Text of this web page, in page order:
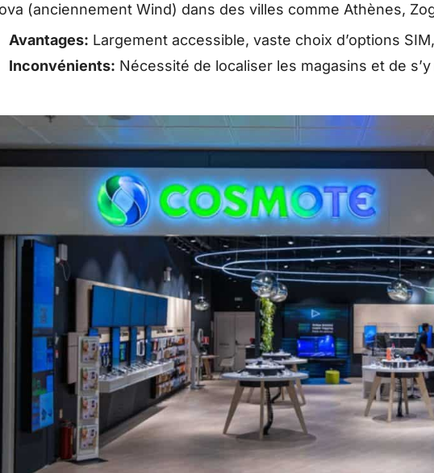
(anciennement Wind) dans des villes comme Athènes,
Avantages: Largement accessible, vaste choix d’options
Inconvénients: Nécessité de localiser les magasins et de